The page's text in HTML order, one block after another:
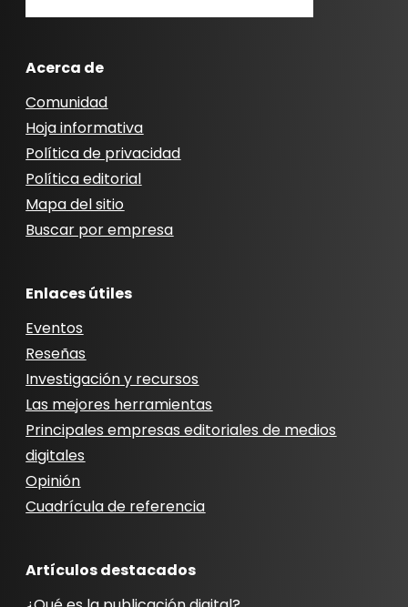
Acerca de
Comunidad
Hoja informativa
Política de privacidad
Política editorial
Mapa del sitio
Buscar por empresa
Enlaces útiles
Eventos
Reseñas
Investigación y recursos
Las mejores herramientas
Principales empresas editoriales de medios
digitales
Opinión
Cuadrícula de referencia
Artículos destacados